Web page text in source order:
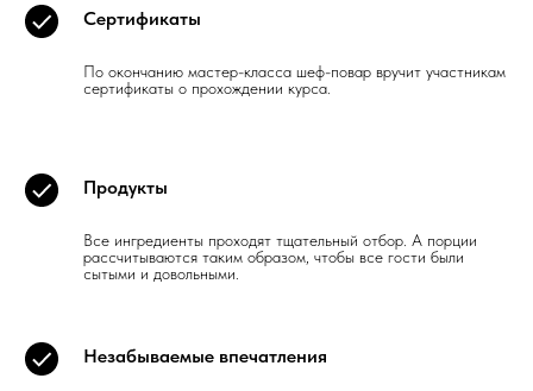
Сертификаты
По окончанию мастер-класса шеф-повар вручит участникам
сертификаты о прохождении курса.
Продукты
Все ингредиенты проходят тщательный отбор. А порции
рассчитываются таким образом, чтобы все гости были
сытыми и довольными.
Незабываемые впечатления